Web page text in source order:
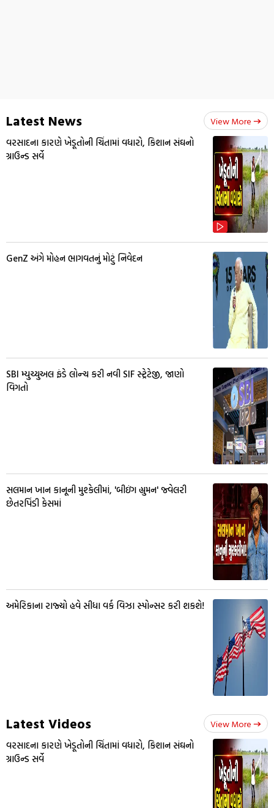
Latest News View More
વરસાદના કારણે ખેડૂતોની ચિંતામાં વધારો, કિશાન સંઘનો
ગ્રાઉન્ડ સર્વે
GenZ અંગે મોહન ભાગવતનું મોટું નિવેદન
SBI મ્યુચ્યુઅલ ફંડે લોન્ચ કરી નવી SIF સ્ટ્રેટેજી, જાણો
વિગતો
સલમાન ખાન કાનૂની મુશ્કેલીમાં, 'બીઇંગ હ્યુમન' જ્વેલરી
છેતરપિંડી કેસમાં
અમેરિકાના રાજ્યો હવે સીધા વર્ક વિઝા સ્પોન્સર કરી શકશે!
Latest Videos View More
વરસાદના કારણે ખેડૂતોની ચિંતામાં વધારો, કિશાન સંઘનો
ગ્રાઉન્ડ સર્વે